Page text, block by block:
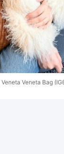
Veneta Bag